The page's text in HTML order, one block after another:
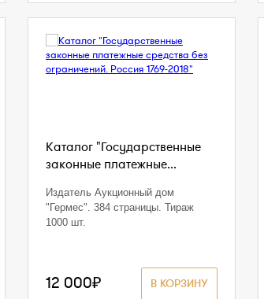
Каталог "Государственные
законные платежные...
Издатель Аукционный дом
"Гермес". 384 страницы. Тираж
1000 шт.
В КОРЗИНУ
12 000₽